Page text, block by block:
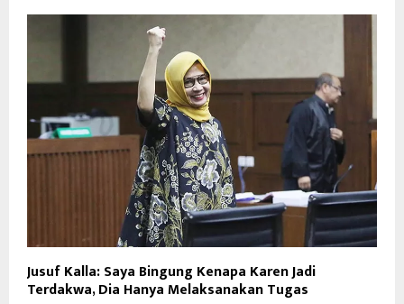
Jusuf Kalla: Saya Bingung Kenapa Karen Jadi
Terdakwa, Dia Hanya Melaksanakan Tugas